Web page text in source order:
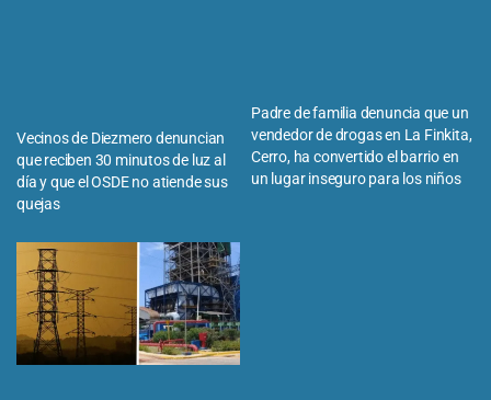
Vecinos de Diezmero denuncian
que reciben 30 minutos de luz al
día y que el OSDE no atiende sus
quejas
Padre de familia denuncia que un
vendedor de drogas en La Finkita,
Cerro, ha convertido el barrio en
un lugar inseguro para los niños